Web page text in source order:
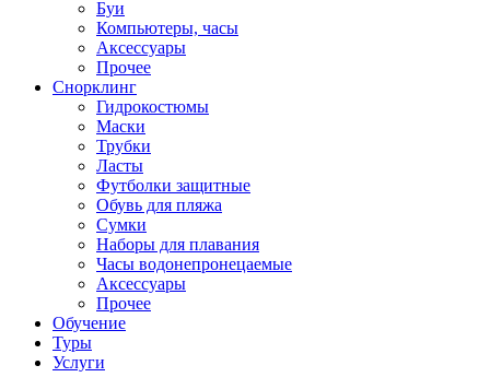
Буи
Компьютеры, часы
Аксессуары
Прочее
Снорклинг
Гидрокостюмы
Маски
Трубки
Ласты
Футболки защитные
Обувь для пляжа
Сумки
Наборы для плавания
Часы водонепронецаемые
Аксессуары
Прочее
Обучение
Туры
Услуги